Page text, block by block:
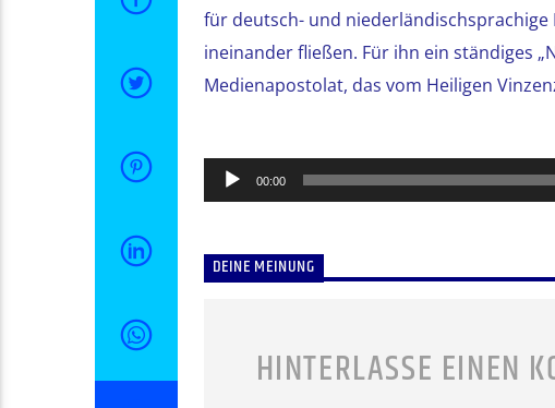
für deutsch- und niederländischsprachige
ineinander fließen. Für ihn ein ständiges
Medienapostolat, das vom Heiligen
Audio-
Player
00:00
DEINE MEINUNG
HINTERLASSE EINEN